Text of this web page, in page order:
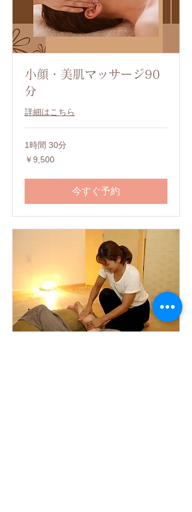
小顔・美肌マッサージ90
分
詳細はこちら
1時間 30分
9,500
円
￥9,500
今すぐ予約